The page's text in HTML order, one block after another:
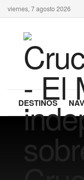
viernes, 7 agosto 2026
DESTINOS